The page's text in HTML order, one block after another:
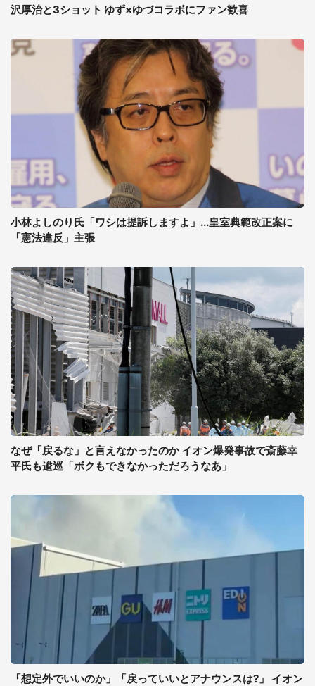
沢厚治と3ショット ゆず×ゆづコラボにファン歓喜
小林よしのり氏「ワシは提訴しますよ」...皇室典範改正案に
「憲法違反」主張
なぜ「戻るな」と言えなかったのか イオン爆発事故で斎藤幸
平氏も逡巡「ボクもできなかっただろうなあ」
「想定外でいいのか」「戻っていいとアナウンスは?」 イオン